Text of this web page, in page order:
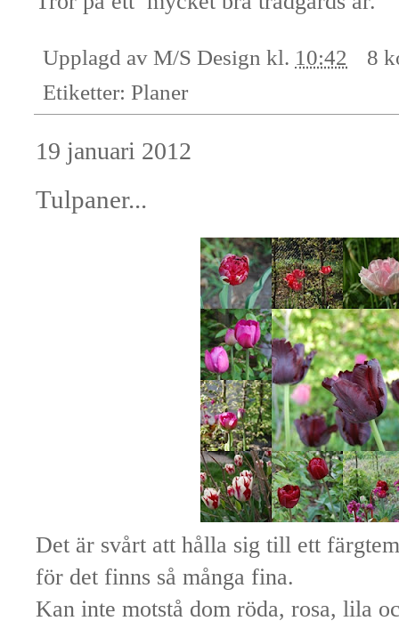
Upplagd av M/S Design kl. 10:42
8
Etiketter: Planer
19 januari 2012
Tulpaner...
Det är svårt att hålla sig till ett
för det finns så många fina.
Kan inte motstå dom röda, rosa, lila